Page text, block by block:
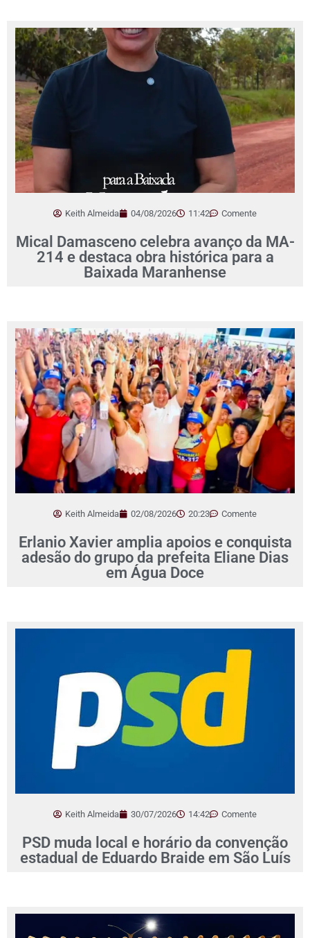
Keith Almeida 04/08/2026 11:42 Comente
Mical Damasceno celebra avanço da MA-
214 e destaca obra histórica para a
Baixada Maranhense
Keith Almeida 02/08/2026 20:23 Comente
Erlanio Xavier amplia apoios e conquista
adesão do grupo da prefeita Eliane Dias
em Água Doce
Keith Almeida 30/07/2026 14:42 Comente
PSD muda local e horário da convenção
estadual de Eduardo Braide em São Luís